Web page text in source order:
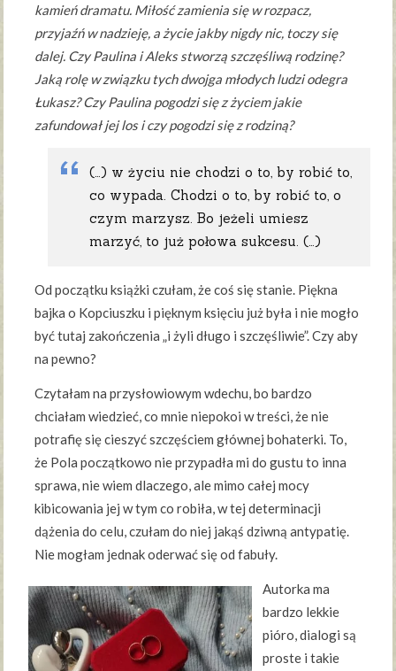
kamień dramatu. Miłość zamienia się w rozpacz,
przyjaźń w nadzieję, a życie jakby nigdy nic, toczy się
dalej. Czy Paulina i Aleks stworzą szczęśliwą rodzinę?
Jaką rolę w związku tych dwojga młodych ludzi odegra
Łukasz? Czy Paulina pogodzi się z życiem jakie
zafundował jej los i czy pogodzi się z rodziną?
(…) w życiu nie chodzi o to, by robić to,
co wypada. Chodzi o to, by robić to, o
czym marzysz. Bo jeżeli umiesz
marzyć, to już połowa sukcesu. (…)
Od początku książki czułam, że coś się stanie. Piękna
bajka o Kopciuszku i pięknym księciu już była i nie mogło
być tutaj zakończenia „i żyli długo i szczęśliwie”. Czy aby
na pewno?
Czytałam na przysłowiowym wdechu, bo bardzo
chciałam wiedzieć, co mnie niepokoi w treści, że nie
potrafię się cieszyć szczęściem głównej bohaterki. To,
że Pola początkowo nie przypadła mi do gustu to inna
sprawa, nie wiem dlaczego, ale mimo całej mocy
kibicowania jej w tym co robiła, w tej determinacji
dążenia do celu, czułam do niej jakąś dziwną antypatię.
Nie mogłam jednak oderwać się od fabuły.
Autorka ma
bardzo lekkie
pióro, dialogi są
proste i takie